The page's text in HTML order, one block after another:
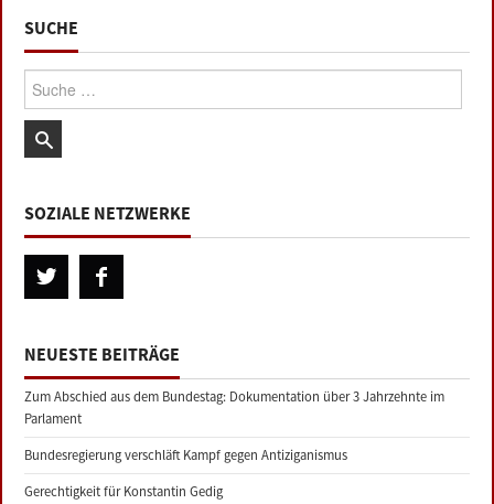
SUCHE
Suche:
SOZIALE NETZWERKE
NEUESTE BEITRÄGE
Zum Abschied aus dem Bundestag: Dokumentation über 3 Jahrzehnte im
Parlament
Bundesregierung verschläft Kampf gegen Antiziganismus
Gerechtigkeit für Konstantin Gedig